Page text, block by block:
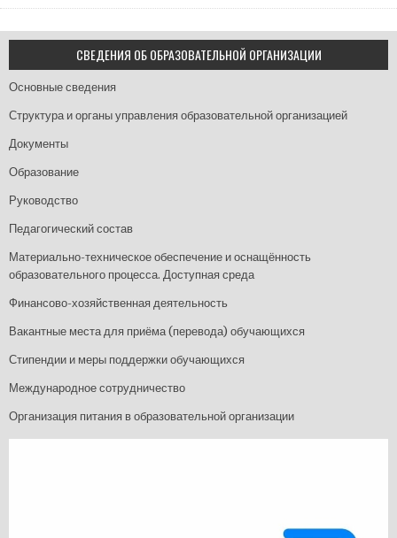
СВЕДЕНИЯ ОБ ОБРАЗОВАТЕЛЬНОЙ ОРГАНИЗАЦИИ
Основные сведения
Структура и органы управления образовательной организацией
Документы
Образование
Руководство
Педагогический состав
Материально-техническое обеспечение и оснащённость
образовательного процесса. Доступная среда
Финансово-хозяйственная деятельность
Вакантные места для приёма (перевода) обучающихся
Стипендии и меры поддержки обучающихся
Международное сотрудничество
Организация питания в образовательной организации